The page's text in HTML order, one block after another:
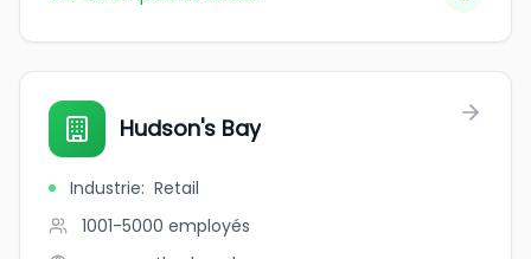
Hudson's Bay
Industrie: Retail
1001-5000 employés